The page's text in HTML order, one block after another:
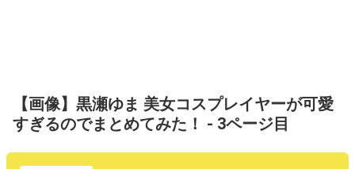
【画像】黒瀬ゆま 美女コスプレイヤーが可愛
すぎるのでまとめてみた！ - 3ページ目